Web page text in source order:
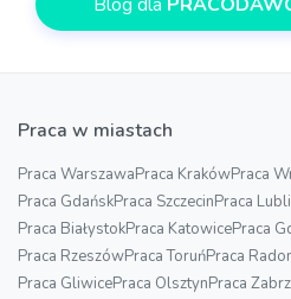
Praca w miastach
Praca WarszawaPraca KrakówPraca
Praca GdańskPraca SzczecinPraca
Praca BiałystokPraca KatowicePraca
Praca RzeszówPraca ToruńPraca
Praca GliwicePraca OlsztynPraca